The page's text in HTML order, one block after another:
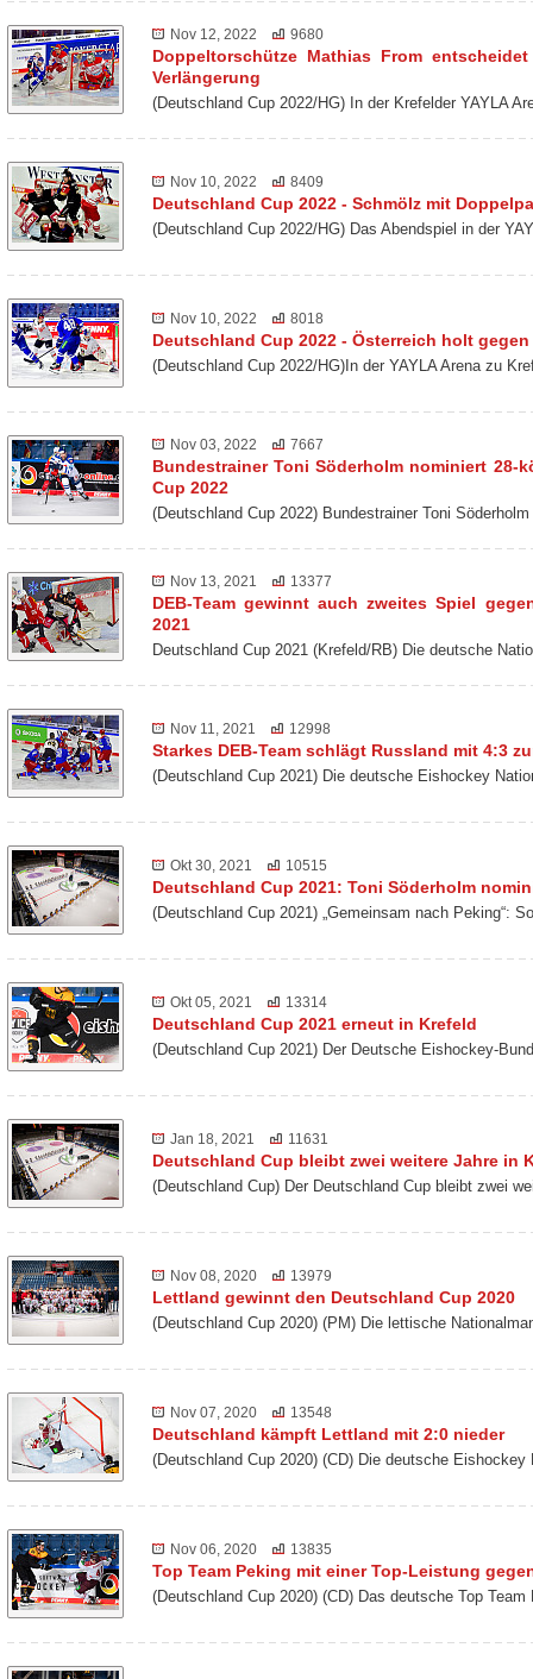
Nov 12, 2022 9680
Doppeltorschütze Mathias From
Verlängerung
(Deutschland Cup 2022/HG) In der Krefelder YAYLA
Nov 10, 2022 8409
Deutschland Cup 2022 - Schmölz mit
(Deutschland Cup 2022/HG) Das Abendspiel in der
Nov 10, 2022 8018
Deutschland Cup 2022 - Österreich holt
(Deutschland Cup 2022/HG)In der YAYLA Arena zu
Nov 03, 2022 7667
Bundestrainer Toni Söderholm nominiert
Cup 2022
(Deutschland Cup 2022) Bundestrainer Toni
Nov 13, 2021 13377
DEB-Team gewinnt auch zweites Spiel
2021
Deutschland Cup 2021 (Krefeld/RB) Die deutsche
Nov 11, 2021 12998
Starkes DEB-Team schlägt Russland mit 4:3
(Deutschland Cup 2021) Die deutsche Eishockey
Okt 30, 2021 10515
Deutschland Cup 2021: Toni Söderholm
(Deutschland Cup 2021) „Gemeinsam nach Peking“:
Okt 05, 2021 13314
Deutschland Cup 2021 erneut in Krefeld
(Deutschland Cup 2021) Der Deutsche Eishockey-
Jan 18, 2021 11631
Deutschland Cup bleibt zwei weitere Jahre in
(Deutschland Cup) Der Deutschland Cup bleibt zwei
Nov 08, 2020 13979
Lettland gewinnt den Deutschland Cup 2020
(Deutschland Cup 2020) (PM) Die lettische
Nov 07, 2020 13548
Deutschland kämpft Lettland mit 2:0 nieder
(Deutschland Cup 2020) (CD) Die deutsche
Nov 06, 2020 13835
Top Team Peking mit einer Top-Leistung
(Deutschland Cup 2020) (CD) Das deutsche Top